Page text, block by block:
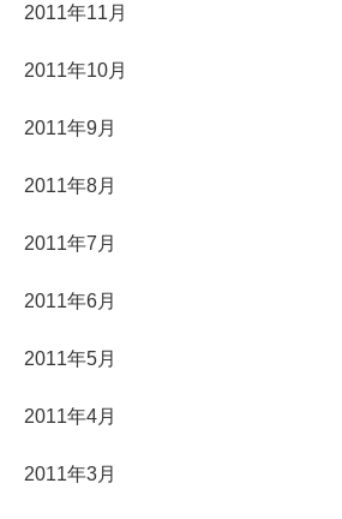
2011年11月
2011年10月
2011年9月
2011年8月
2011年7月
2011年6月
2011年5月
2011年4月
2011年3月